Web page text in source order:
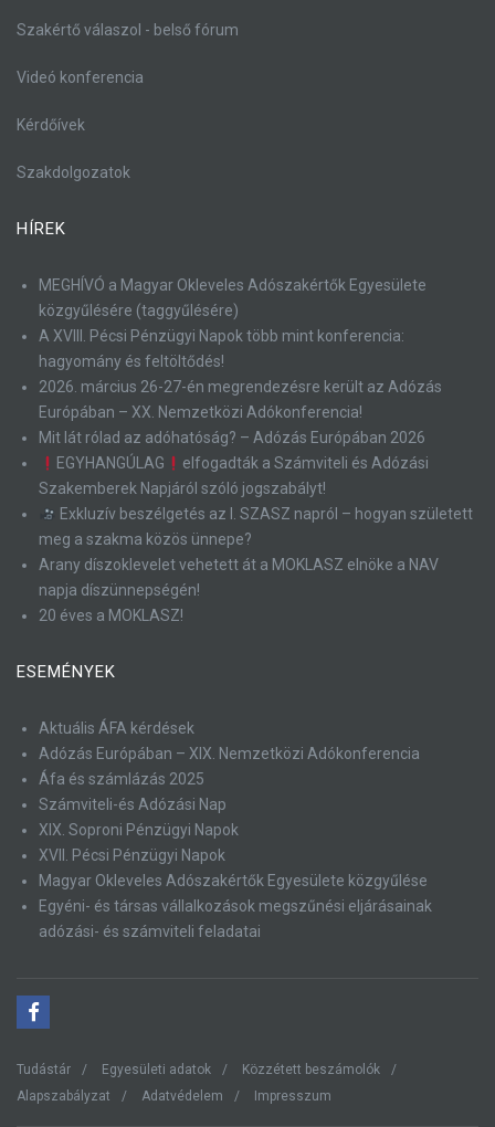
Szakértő válaszol - belső fórum
Videó konferencia
Kérdőívek
Szakdolgozatok
HÍREK
MEGHÍVÓ a Magyar Okleveles Adószakértők Egyesülete
közgyűlésére (taggyűlésére)
A XVIII. Pécsi Pénzügyi Napok több mint konferencia:
hagyomány és feltöltődés!
2026. március 26-27-én megrendezésre került az Adózás
Európában – XX. Nemzetközi Adókonferencia!
Mit lát rólad az adóhatóság? – Adózás Európában 2026
EGYHANGÚLAG
elfogadták a Számviteli és Adózási
Szakemberek Napjáról szóló jogszabályt!
Exkluzív beszélgetés az I. SZASZ napról – hogyan született
meg a szakma közös ünnepe?
Arany díszoklevelet vehetett át a MOKLASZ elnöke a NAV
napja díszünnepségén!
20 éves a MOKLASZ!
ESEMÉNYEK
Aktuális ÁFA kérdések
Adózás Európában – XIX. Nemzetközi Adókonferencia
Áfa és számlázás 2025
Számviteli-és Adózási Nap
XIX. Soproni Pénzügyi Napok
XVII. Pécsi Pénzügyi Napok
Magyar Okleveles Adószakértők Egyesülete közgyűlése
Egyéni- és társas vállalkozások megszűnési eljárásainak
adózási- és számviteli feladatai
Tudástár Egyesületi adatok
Közzétett beszámolók
Alapszabályzat
Adatvédelem Impresszum